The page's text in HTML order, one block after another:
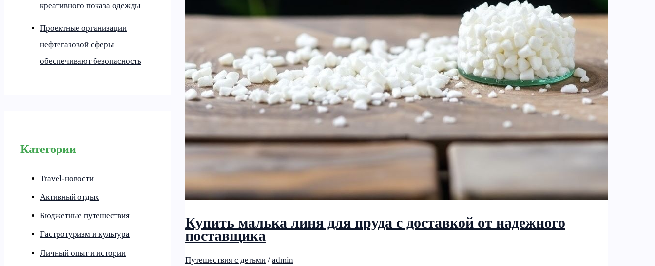
креативного показа одежды
Проектные организации
нефтегазовой сферы
обеспечивают безопасность
Категории
Travel-новости
Активный отдых
Бюджетные путешествия
Гастротуризм и культура
Личный опыт и истории
Купить малька линя для пруда с доставкой от надежного
поставщика
Путешествия с детьми / admin